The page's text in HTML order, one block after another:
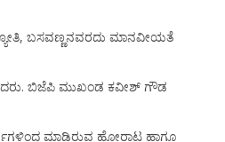
ಬಸವಣ್ಣನವರದು ಮಾನವೀಯತೆ
ಬಿಜೆಪಿ ಮುಖಂಡ ಕವೀಶ್ ಗೌಡ
ಮಾಡಿರುವ ಹೋರಾಟ ಹಾಗೂ